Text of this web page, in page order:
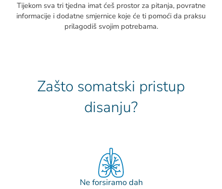
Tijekom sva tri tjedna imat ćeš prostor za pitanja, povratne
informacije i dodatne smjernice koje će ti pomoći da praksu
prilagodiš svojim potrebama.
Zašto somatski pristup
disanju?
Ne forsiramo dah